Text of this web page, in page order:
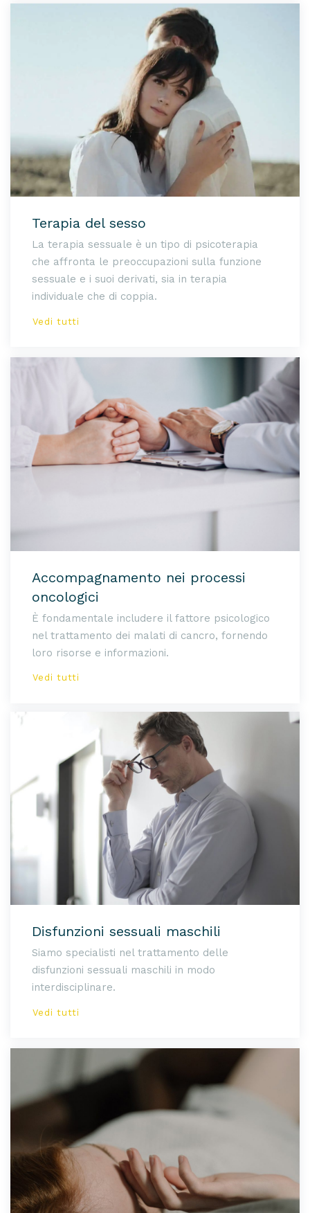
Terapia del sesso
La terapia sessuale è un tipo di psicoterapia
che affronta le preoccupazioni sulla funzione
sessuale e i suoi derivati, sia in terapia
individuale che di coppia.
Vedi tutti
Accompagnamento nei processi
oncologici
È fondamentale includere il fattore psicologico
nel trattamento dei malati di cancro, fornendo
loro risorse e informazioni.
Vedi tutti
Disfunzioni sessuali maschili
Siamo specialisti nel trattamento delle
disfunzioni sessuali maschili in modo
interdisciplinare.
Vedi tutti